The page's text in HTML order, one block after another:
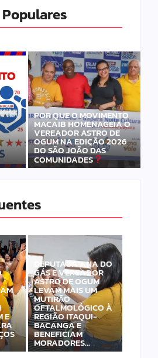
POR QUE O MOVIMENTO
MACAIB HOMENAGEIA O
VEREADOR ASTRO DE
OGUM NA EDIÇÃO 2026
DO SÃO JOÃO DAS
COMUNIDADES
E
DEPUTADA ANA DO
GÁS E VEREADOR
ASTRO DE OGUM
LEVAM MAIS UM
MUTIRÃO
OFTALMOLÓGICO À
REGIÃO ITAQUI-
BACANGA E
BENEFICIAM
MORADORES…